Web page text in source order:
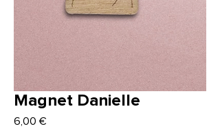
Magnet Danielle
6,00 €